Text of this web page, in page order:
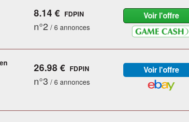
8.14 € FDPIN
n°2 / 6 annonces
26.98 € FDPIN
n°3 / 6 annonces